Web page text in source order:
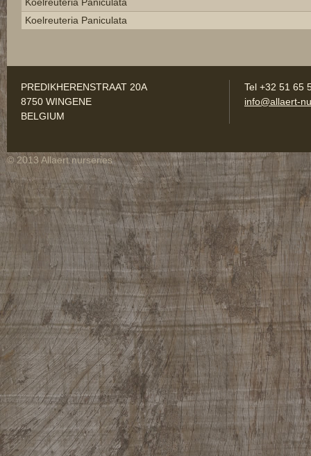
Koelreuteria Paniculata
PREDIKHERENSTRAAT 20A
8750 WINGENE
BELGIUM
Tel +32 51 65
info@allaert-
© 2013 Allaert nurseries